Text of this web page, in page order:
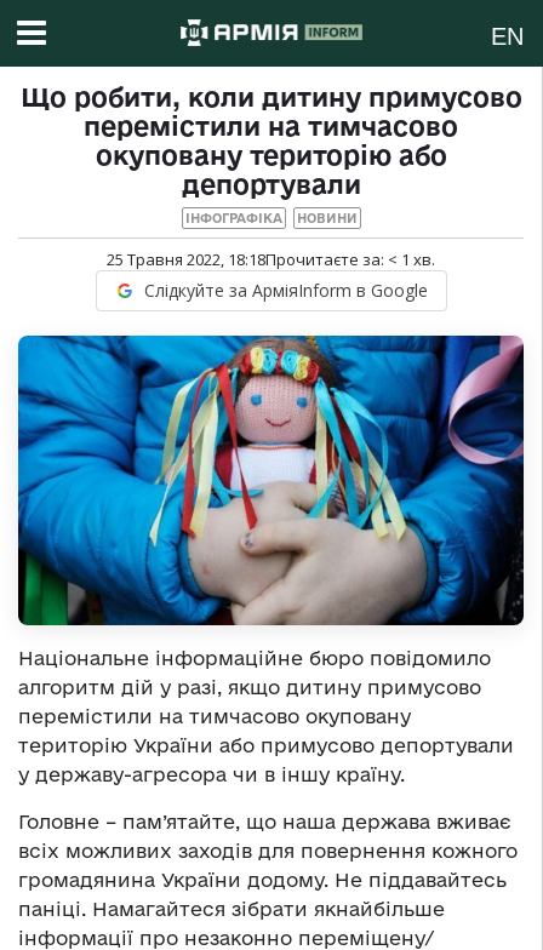
EN
Що робити, коли дитину примусово
перемістили на тимчасово
окуповану територію або
депортували
ІНФОГРАФІКА НОВИНИ
25 Травня 2022, 18:18Прочитаєте за: < 1 хв.
Слідкуйте за АрміяInform в Google
Національне інформаційне бюро повідомило
алгоритм дій у разі, якщо дитину примусово
перемістили на тимчасово окуповану
територію України або примусово депортували
у державу-агресора чи в іншу країну.
Головне – пам’ятайте, що наша держава вживає
всіх можливих заходів для повернення кожного
громадянина України додому. Не піддавайтесь
паніці. Намагайтеся зібрати якнайбільше
інформації про незаконно переміщену/